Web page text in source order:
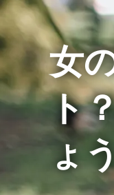
女
ト
ょ